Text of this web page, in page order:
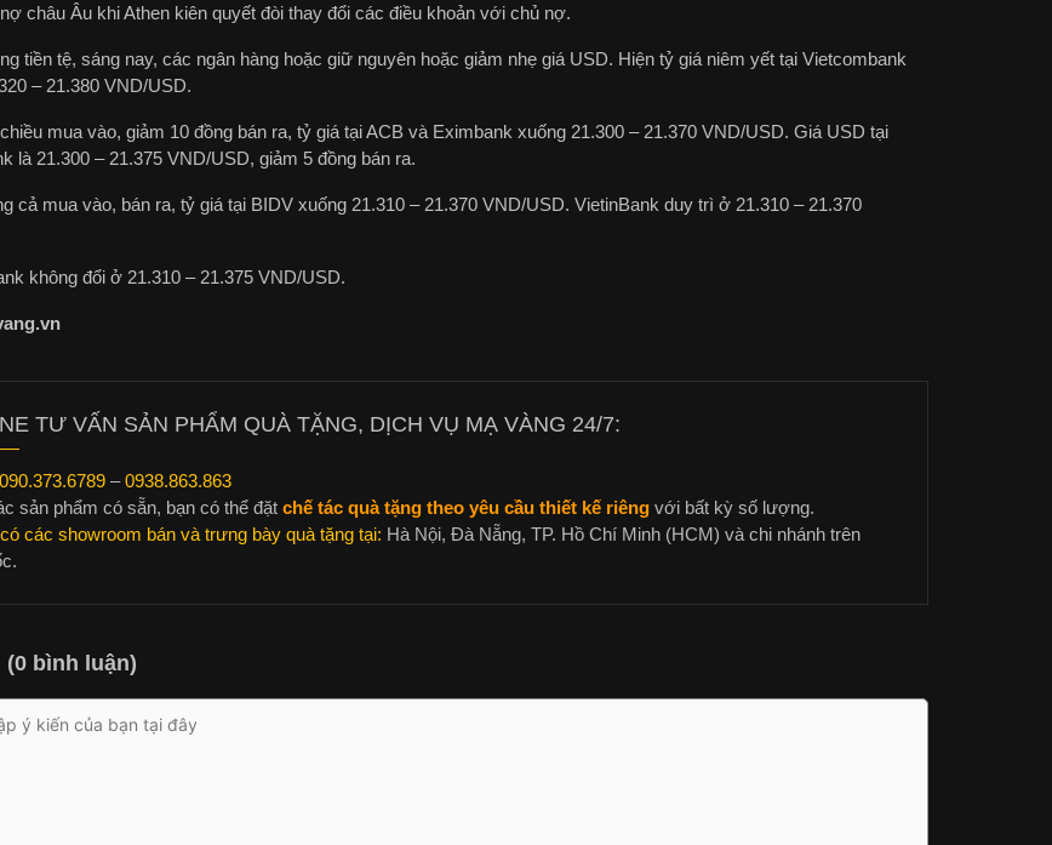
châu Âu khi Athen kiên quyết đòi thay đổi các điều khoản với chủ nợ.
tiền tệ, sáng nay, các ngân hàng hoặc giữ nguyên hoặc giảm nhẹ giá USD. Hiện tỷ giá niêm yết tại Vietcombank
– 21.380 VND/USD.
mua vào, giảm 10 đồng bán ra, tỷ giá tại ACB và Eximbank xuống 21.300 – 21.370 VND/USD. Giá USD tại
là 21.300 – 21.375 VND/USD, giảm 5 đồng bán ra.
cả mua vào, bán ra, tỷ giá tại BIDV xuống 21.310 – 21.370 VND/USD. VietinBank duy trì ở 21.310 – 21.370
không đổi ở 21.310 – 21.375 VND/USD.
TƯ VẤN SẢN PHẨM QUÀ TẶNG, DỊCH VỤ MẠ VÀNG 24/7:
090.373.6789–0938.863.863
sản phẩm có sẵn, bạn có thể đặt chế tác quà tặng theo yêu cầu thiết kế riêngvới bất kỳ số lượng.
các showroom bán và trưng bày quà tặng tại: Hà Nội, Đà Nẵng, TP. Hồ Chí Minh (HCM) và chi nhánh trên
(0 bình luận)